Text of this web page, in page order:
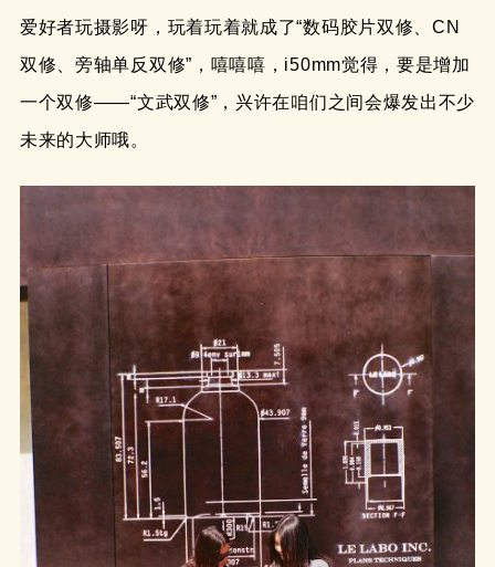
爱好者玩摄影呀，玩着玩着就成了“数码胶片双修、CN
双修、旁轴单反双修”，嘻嘻嘻，i50mm觉得，要是增加
一个双修——“文武双修”，兴许在咱们之间会爆发出不少
未来的大师哦。